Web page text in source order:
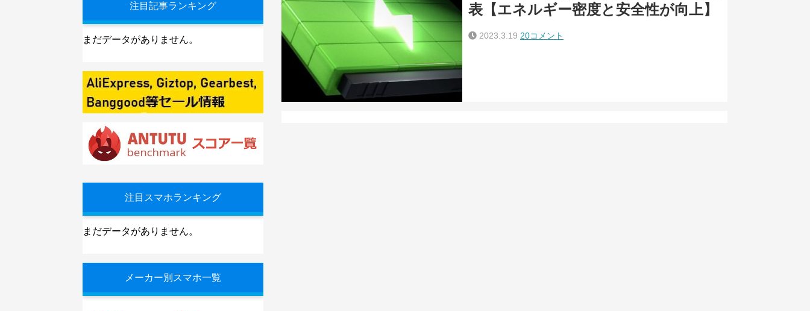
表【エネルギー密度と安全性が向上】
2023.3.19 20コメント
注目記事ランキング
まだデータがありません。
注目スマホランキング
まだデータがありません。
メーカー別スマホ一覧